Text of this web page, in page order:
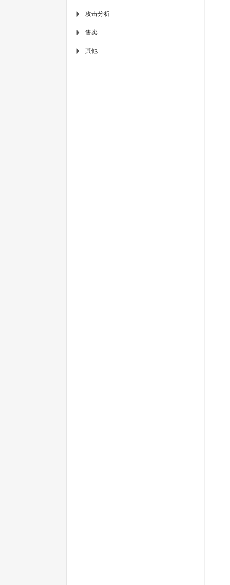
▶ 攻击分析
▶ 售卖
▶ 其他